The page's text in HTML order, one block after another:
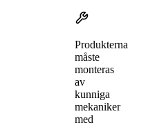
Produkterna
måste
monteras
av
kunniga
mekaniker
med